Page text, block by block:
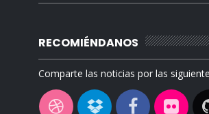
RECOMIÉNDANOS
Comparte las noticias por las